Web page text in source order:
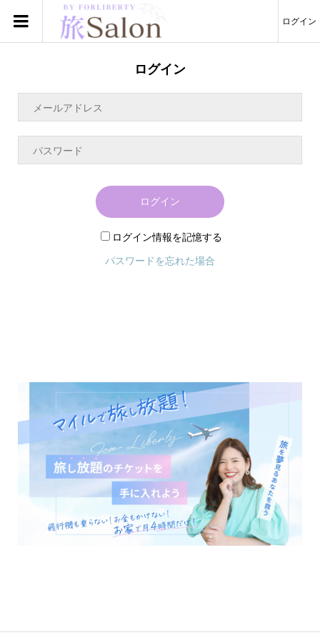
ログイン
ログイン
ログイン
ログイン情報を記憶する
パスワードを忘れた場合